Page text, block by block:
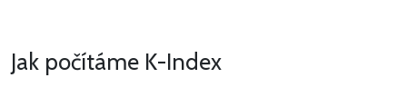
Jak počítáme K-Index